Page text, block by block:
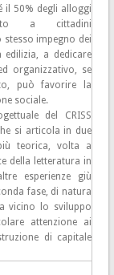
il 50% degli alloggi
a cittadini
stesso impegno dei
edilizia, a dedicare
organizzativo, se
può favorire la
sociale.
del CRISS
si articola in due
teorica, volta a
della letteratura in
esperienze giù
fase, di natura
vicino lo sviluppo
attenzione ai
di capitale